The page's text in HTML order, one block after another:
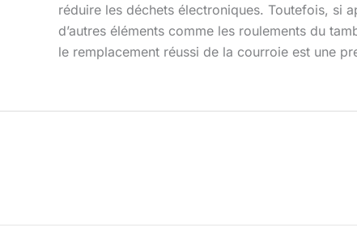
réduire les déchets électroniques. Toutefois, si
d’autres éléments comme les roulements du
le remplacement réussi de la courroie est une